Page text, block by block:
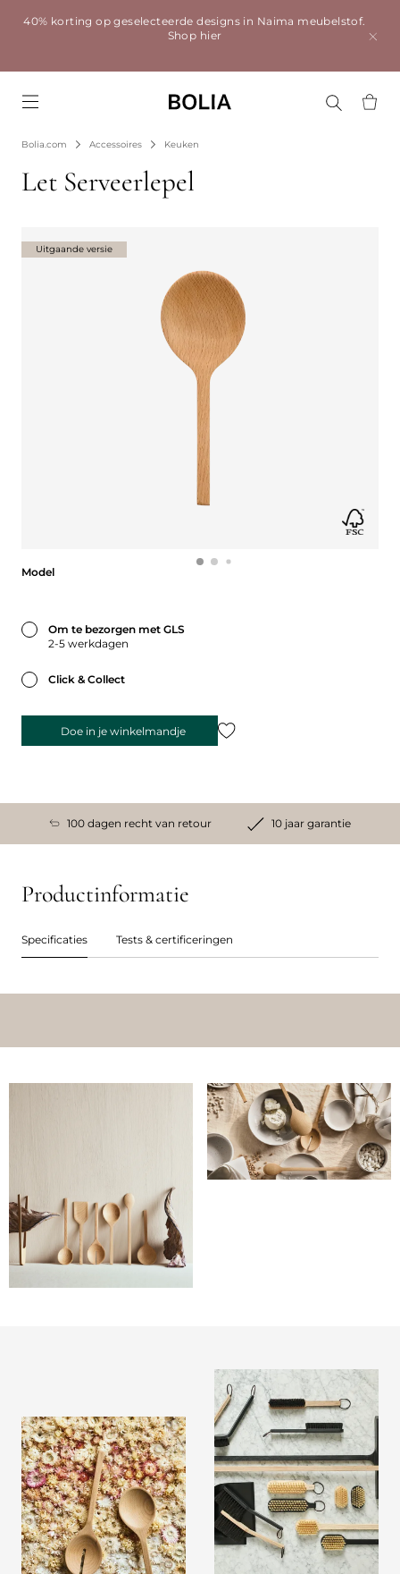
40% korting op geselecteerde designs in Naima meubelstof.
Shop hier
Bolia.com Accessoires Keuken
Let Serveerlepel
Model
Om te bezorgen met GLS
2-5 werkdagen
Click & Collect
Doe in je winkelmandje
Uitgaande versie
100 dagen recht van retour 10 jaar garantie
Productinformatie
Specificaties Tests & certificeringen